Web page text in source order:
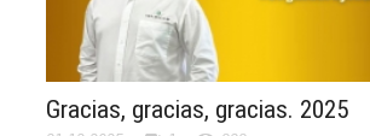
Gracias, gracias, gracias. 2025